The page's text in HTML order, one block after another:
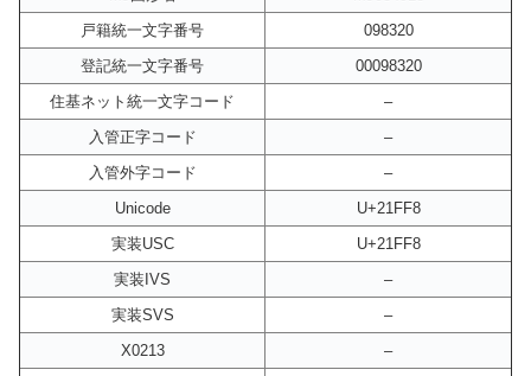
戸籍統一文字番号
098320
登記統一文字番号
00098320
住基ネット統一文字コード
–
入管正字コード
–
入管外字コード
–
Unicode
U+21FF8
実装USC
U+21FF8
実装IVS
–
実装SVS
–
X0213
–